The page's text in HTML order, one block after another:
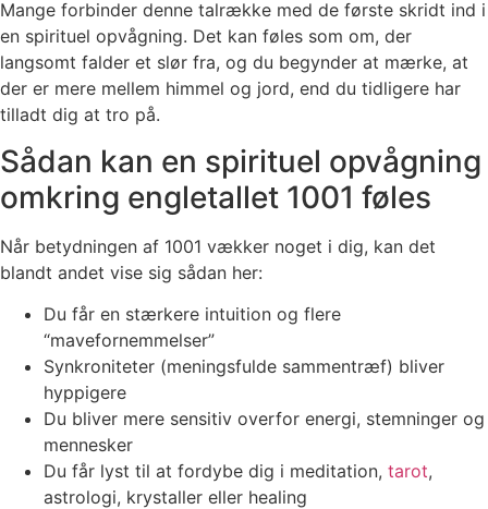
Mange forbinder denne talrække med de første skridt ind i
en spirituel opvågning. Det kan føles som om, der
langsomt falder et slør fra, og du begynder at mærke, at
der er mere mellem himmel og jord, end du tidligere har
tilladt dig at tro på.
Sådan kan en spirituel opvågning
omkring engletallet 1001 føles
Når betydningen af 1001 vækker noget i dig, kan det
blandt andet vise sig sådan her:
Du får en stærkere intuition og flere
“mavefornemmelser”
Synkroniteter (meningsfulde sammentræf) bliver
hyppigere
Du bliver mere sensitiv overfor energi, stemninger og
mennesker
Du får lyst til at fordybe dig i meditation, tarot,
astrologi, krystaller eller healing